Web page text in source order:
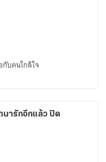
กับคนใกล้ใจ
นารักอีกแล้ว ปิด